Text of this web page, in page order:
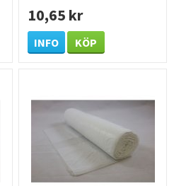
10,65 kr
INFO KÖP